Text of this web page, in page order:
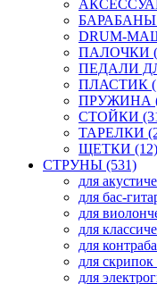
БАРАБАНЫ
DRUM-
ПАЛОЧКИ
ПЕДАЛИ
ПЛАСТИК
ПРУЖИНА
СТОЙКИ
ТАРЕЛКИ
ЩЕТКИ (12)
СТРУНЫ (531)
для
для бас-
для
для
для
для скрипок
для